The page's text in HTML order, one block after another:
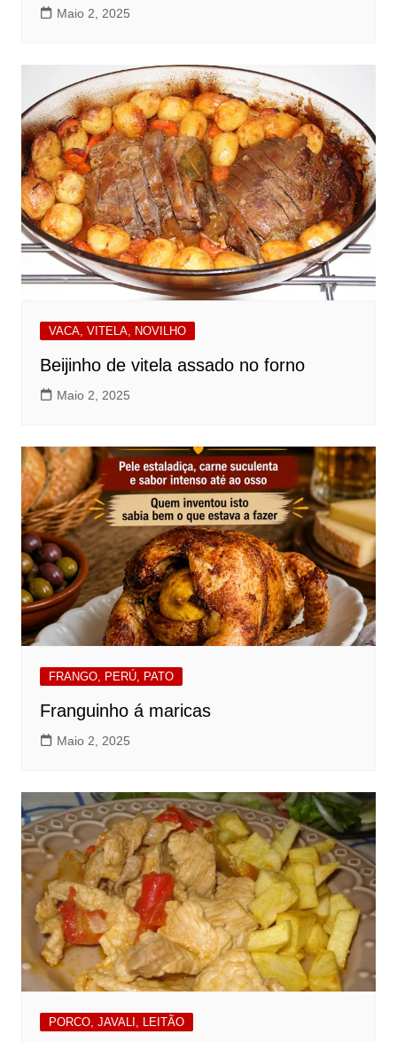
Maio 2, 2025
VACA, VITELA, NOVILHO
Beijinho de vitela assado no forno
Maio 2, 2025
FRANGO, PERÚ, PATO
Franguinho á maricas
Maio 2, 2025
PORCO, JAVALI, LEITÃO